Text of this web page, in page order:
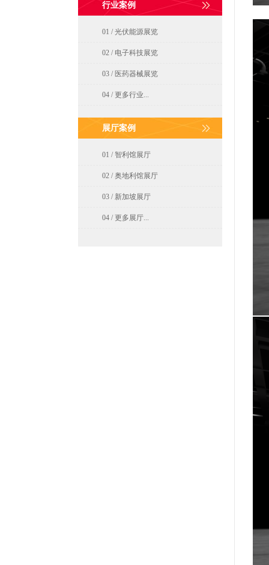
行业案例
01 / 光伏能源展览
02 / 电子科技展览
03 / 医药器械展览
04 / 更多行业...
展厅案例
01 / 智利馆展厅
02 / 奥地利馆展厅
03 / 新加坡展厅
04 / 更多展厅...